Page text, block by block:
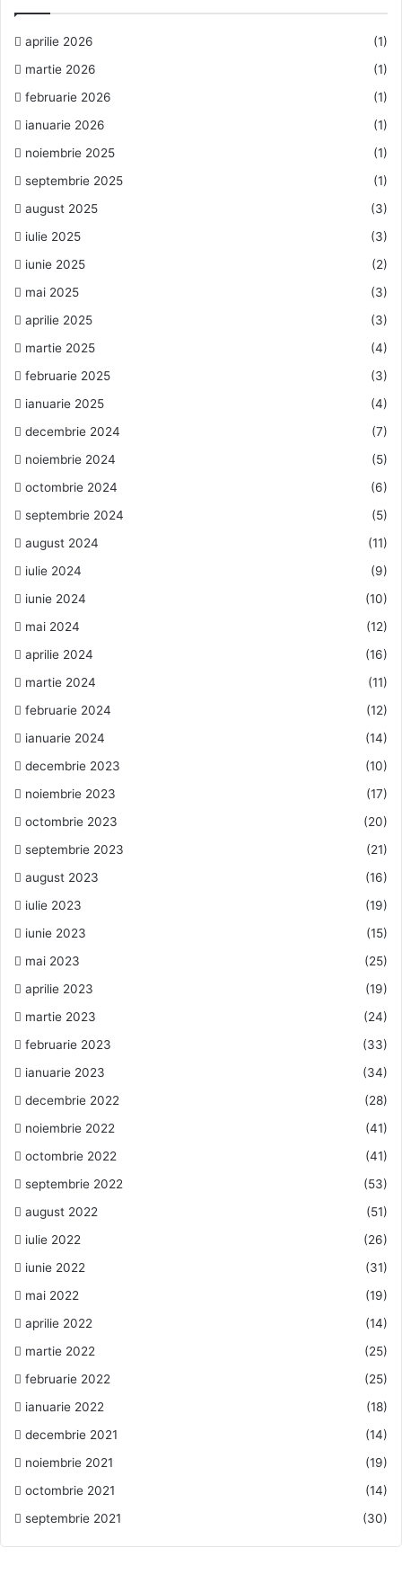
aprilie 2026
(1)
martie 2026
(1)
februarie 2026
(1)
ianuarie 2026
(1)
noiembrie 2025
(1)
septembrie 2025
(1)
august 2025
(3)
iulie 2025
(3)
iunie 2025
(2)
mai 2025
(3)
aprilie 2025
(3)
martie 2025
(4)
februarie 2025
(3)
ianuarie 2025
(4)
decembrie 2024
(7)
noiembrie 2024
(5)
octombrie 2024
(6)
septembrie 2024
(5)
august 2024
(11)
iulie 2024
(9)
iunie 2024
(10)
mai 2024
(12)
aprilie 2024
(16)
martie 2024
(11)
februarie 2024
(12)
ianuarie 2024
(14)
decembrie 2023
(10)
noiembrie 2023
(17)
octombrie 2023
(20)
septembrie 2023
(21)
august 2023
(16)
iulie 2023
(19)
iunie 2023
(15)
mai 2023
(25)
aprilie 2023
(19)
martie 2023
(24)
februarie 2023
(33)
ianuarie 2023
(34)
decembrie 2022
(28)
noiembrie 2022
(41)
octombrie 2022
(41)
septembrie 2022
(53)
august 2022
(51)
iulie 2022
(26)
iunie 2022
(31)
mai 2022
(19)
aprilie 2022
(14)
martie 2022
(25)
februarie 2022
(25)
ianuarie 2022
(18)
decembrie 2021
(14)
noiembrie 2021
(19)
octombrie 2021
(14)
septembrie 2021
(30)